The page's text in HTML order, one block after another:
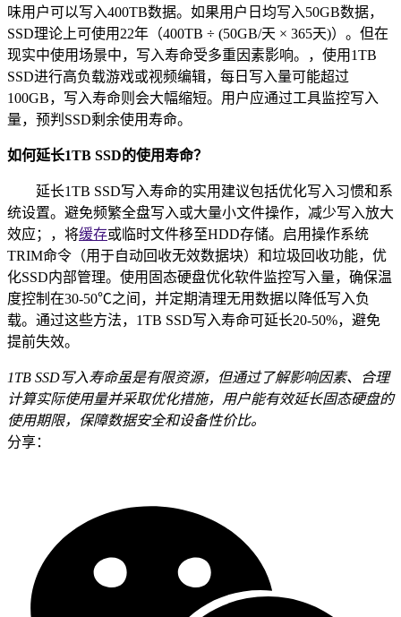
味用户可以写入400TB数据。如果用户日均写入50GB数据，
SSD理论上可使用22年（400TB ÷ (50GB/天 × 365天)）。但在
现实中使用场景中，写入寿命受多重因素影响。，使用1TB
SSD进行高负载游戏或视频编辑，每日写入量可能超过
100GB，写入寿命则会大幅缩短。用户应通过工具监控写入
量，预判SSD剩余使用寿命。
如何延长1TB SSD的使用寿命？
延长1TB SSD写入寿命的实用建议包括优化写入习惯和系
统设置。避免频繁全盘写入或大量小文件操作，减少写入放大
效应；，将缓存或临时文件移至HDD存储。启用操作系统
TRIM命令（用于自动回收无效数据块）和垃圾回收功能，优
化SSD内部管理。使用固态硬盘优化软件监控写入量，确保温
度控制在30-50℃之间，并定期清理无用数据以降低写入负
载。通过这些方法，1TB SSD写入寿命可延长20-50%，避免
提前失效。
1TB SSD写入寿命虽是有限资源，但通过了解影响因素、合理
计算实际使用量并采取优化措施，用户能有效延长固态硬盘的
使用期限，保障数据安全和设备性价比。
分享：